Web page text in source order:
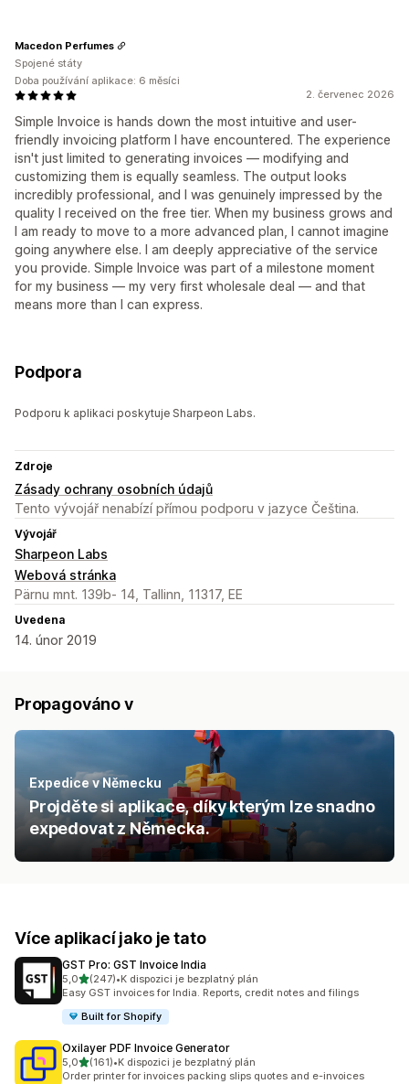
2. červenec 2026
Simple Invoice is hands down the most intuitive and user-
friendly invoicing platform I have encountered. The experience
isn't just limited to generating invoices — modifying and
customizing them is equally seamless. The output looks
incredibly professional, and I was genuinely impressed by the
quality I received on the free tier. When my business grows and
I am ready to move to a more advanced plan, I cannot imagine
going anywhere else. I am deeply appreciative of the service
you provide. Simple Invoice was part of a milestone moment
for my business — my very first wholesale deal — and that
means more than I can express.
Macedon Perfumes
Spojené státy
Doba používání aplikace: 6 měsíci
Podpora
Podporu k aplikaci poskytuje Sharpeon Labs.
Zdroje
Zásady ochrany osobních údajů
Tento vývojář nenabízí přímou podporu v jazyce Čeština.
Vývojář
Sharpeon Labs
Webová stránka
Pärnu mnt. 139b- 14, Tallinn, 11317, EE
Uvedena
14. únor 2019
Propagováno v
Expedice v Německu
Projděte si aplikace, díky kterým lze snadno
expedovat z Německa.
Více aplikací jako je tato
GST Pro: GST Invoice India
5,0z 5 hvězd
(247)
Celkový počet recenzí: 247
•K dispozici je bezplatný plán
Easy GST invoices for India. Reports, credit notes and filings
Built for Shopify
Oxilayer PDF Invoice Generator
5,0z 5 hvězd
(161)
Celkový počet recenzí: 161
•K dispozici je bezplatný plán
Order printer for invoices packing slips quotes and e-invoices